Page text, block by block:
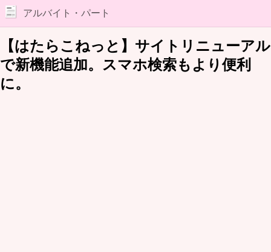
アルバイト・パート
【はたらこねっと】サイトリニューアル
で新機能追加。スマホ検索もより便利
に。